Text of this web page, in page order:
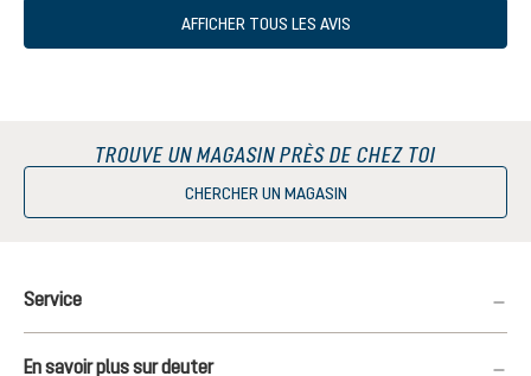
AFFICHER TOUS LES AVIS
TROUVE UN MAGASIN PRÈS DE CHEZ TOI
CHERCHER UN MAGASIN
Service
En savoir plus sur deuter